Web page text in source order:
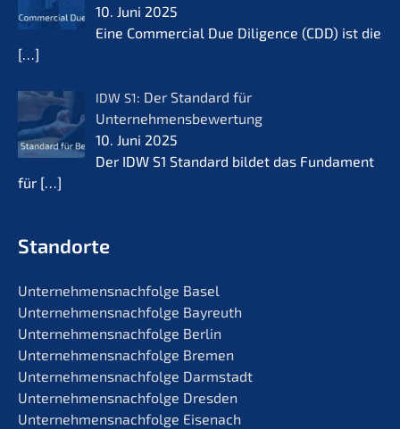
10. Juni 2025
Eine Commer­cial Due Diligence (CDD) ist die
[…]
IDW S1: Der Standard für
Unternehmensbewertung
10. Juni 2025
Der IDW S1 Standard bildet das Funda­ment
für […]
Standorte
Unternehmens­nachfolge Basel
Unternehmens­nachfolge Bayreuth
Unternehmens­nachfolge Berlin
Unternehmens­nachfolge Bremen
Unternehmens­nachfolge Darmstadt
Unternehmens­nachfolge Dresden
Unternehmens­nachfolge Eisenach